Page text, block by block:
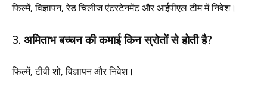
फिल्में, विज्ञापन, रेड चिलीज एंटरटेनमेंट और आईपीएल टीम में निवेश।
3. अमिताभ बच्चन की कमाई किन स्रोतों से होती है?
फिल्में, टीवी शो, विज्ञापन और निवेश।